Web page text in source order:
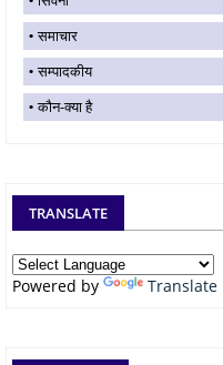
समाचार
सम्पादकीय
कौन-क्या है
TRANSLATE
Powered by Translate